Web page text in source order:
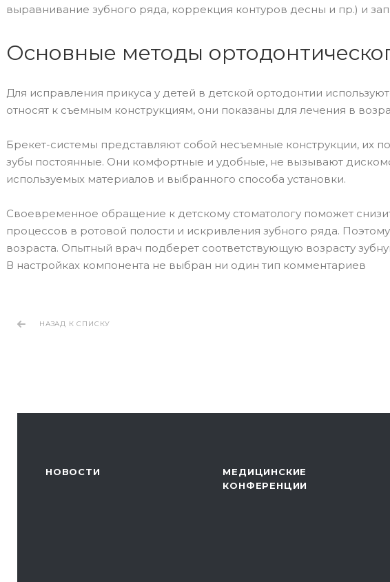
выравнивание зубного ряда, коррекция контуров десны и пр.) и
Основные методы
Для исправления прикуса у детей в детской ортодонтии
относят к съемным конструкциям, они показаны для лечения в
Брекет-системы представляют собой несъемные конструкции, их
зубы постоянные. Они комфортные и удобные, не вызывают
используемых материалов и выбранного способа установки.
Своевременное обращение к детскому стоматологу поможет
процессов в ротовой полости и искривления зубного ряда.
возраста. Опытный врач подберет соответствующую возрасту
В настройках компонента не выбран ни один тип комментариев
НАЗАД К СПИСКУ
НОВОСТИ
МЕДИЦИНСКИЕ
КОНФЕРЕНЦИИ